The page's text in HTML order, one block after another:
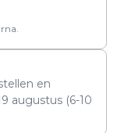
en
augustus (6-10